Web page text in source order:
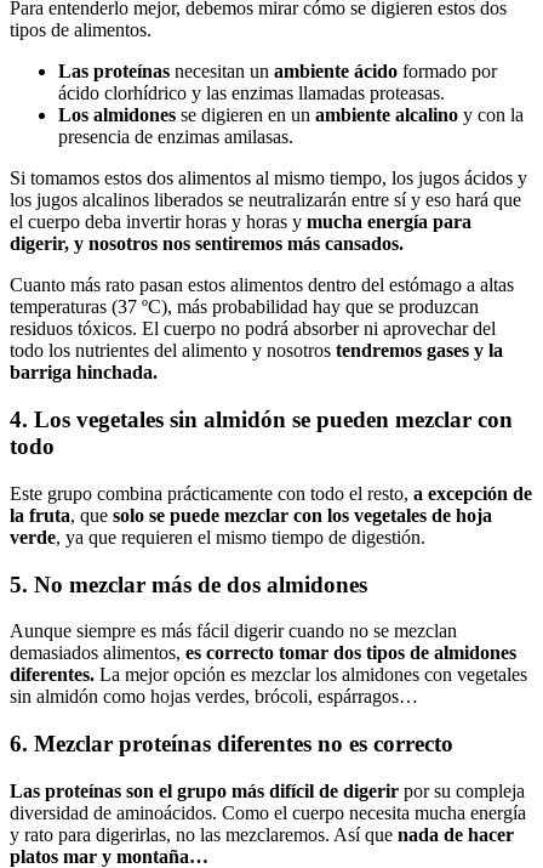
Para entenderlo mejor, debemos mirar cómo se digieren estos dos
tipos de alimentos.
Las proteínas necesitan un ambiente ácido formado por
ácido clorhídrico y las enzimas llamadas proteasas.
Los almidones se digieren en un ambiente alcalino y con la
presencia de enzimas amilasas.
Si tomamos estos dos alimentos al mismo tiempo, los jugos ácidos y
los jugos alcalinos liberados se neutralizarán entre sí y eso hará que
el cuerpo deba invertir horas y horas y mucha energía para
digerir, y nosotros nos sentiremos más cansados.
Cuanto más rato pasan estos alimentos dentro del estómago a altas
temperaturas (37 ºC), más probabilidad hay que se produzcan
residuos tóxicos. El cuerpo no podrá absorber ni aprovechar del
todo los nutrientes del alimento y nosotros tendremos gases y la
barriga hinchada.
4. Los vegetales sin almidón se pueden mezclar con
todo
Este grupo combina prácticamente con todo el resto, a excepción de
la fruta, que solo se puede mezclar con los vegetales de hoja
verde, ya que requieren el mismo tiempo de digestión.
5. No mezclar más de dos almidones
Aunque siempre es más fácil digerir cuando no se mezclan
demasiados alimentos, es correcto tomar dos tipos de almidones
diferentes. La mejor opción es mezclar los almidones con vegetales
sin almidón como hojas verdes, brócoli, espárragos…
6. Mezclar proteínas diferentes no es correcto
Las proteínas son el grupo más difícil de digerir por su compleja
diversidad de aminoácidos. Como el cuerpo necesita mucha energía
y rato para digerirlas, no las mezclaremos. Así que nada de hacer
platos mar y montaña…